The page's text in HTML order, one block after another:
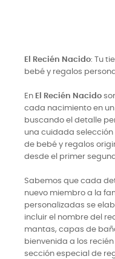
El Recién Nacido: Tu
bebé y regalos
En El Recién Nacido
cada nacimiento en
buscando el detalle
una cuidada
de bebé y regalos
desde el primer
Sabemos que cada
nuevo miembro a la
personalizadas se
incluir el nombre del
mantas, capas de
bienvenida a los
sección especial de